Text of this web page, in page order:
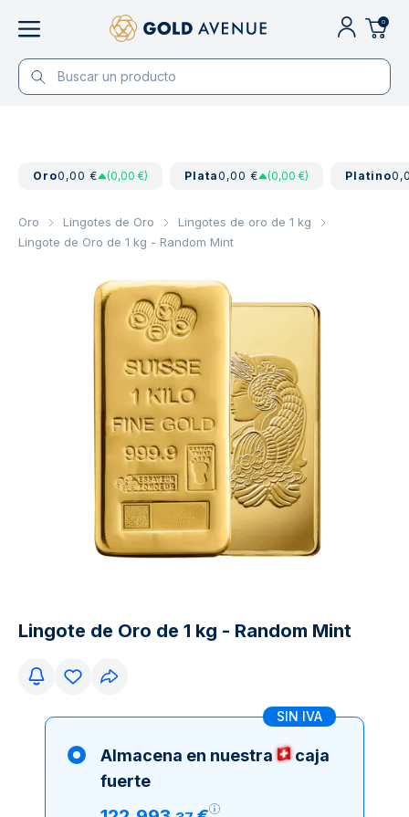
0
Oro0,00 € (0,00 €) Plata0,00 € (0,00 €) Platino
Oro Lingotes de Oro
Lingotes de oro de 1 kg
Lingote de Oro de 1 kg - Random Mint
Lingote de Oro de 1 kg - Random Mint
SIN IVA
Almacena en nuestra
caja
fuerte